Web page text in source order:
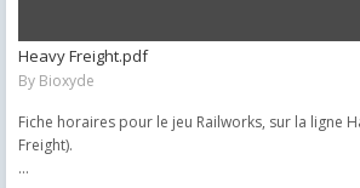
Heavy Freight.pdf
By Bioxyde
Fiche horaires pour le jeu Railworks, sur la ligne
Freight).
...